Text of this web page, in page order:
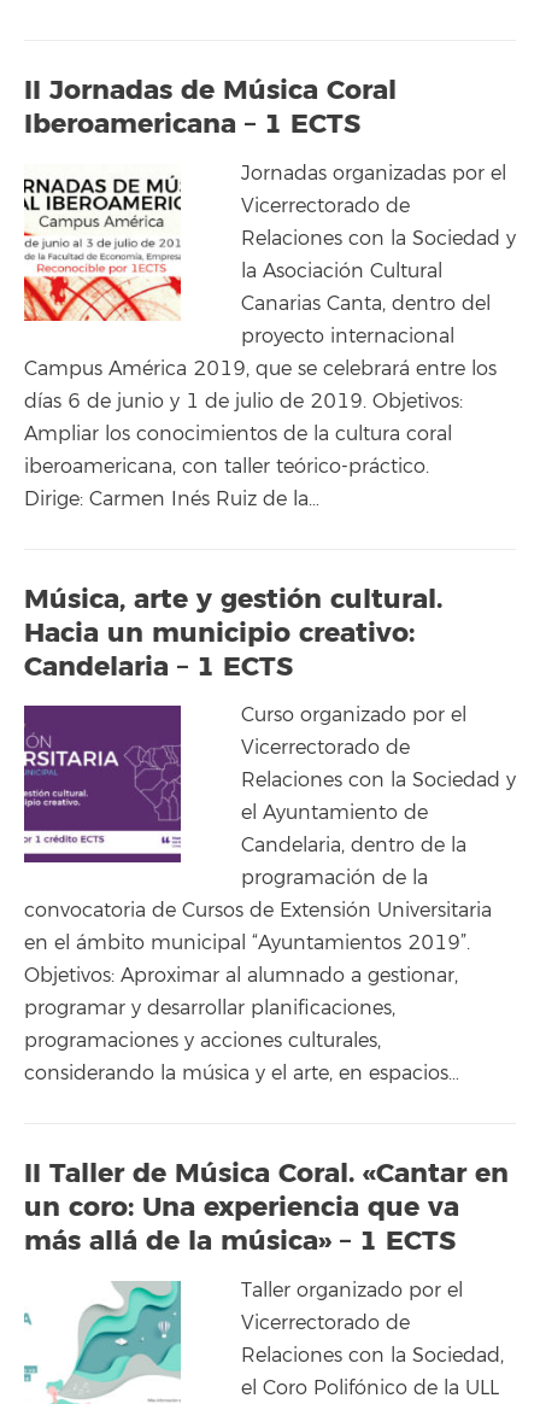
II Jornadas de Música Coral
Iberoamericana – 1 ECTS
Jornadas organizadas por el
Vicerrectorado de
Relaciones con la Sociedad y
la Asociación Cultural
Canarias Canta, dentro del
proyecto internacional
Campus América 2019, que se celebrará entre los
días 6 de junio y 1 de julio de 2019. Objetivos:
Ampliar los conocimientos de la cultura coral
iberoamericana, con taller teórico-práctico.
Dirige: Carmen Inés Ruiz de la…
Música, arte y gestión cultural.
Hacia un municipio creativo:
Candelaria – 1 ECTS
Curso organizado por el
Vicerrectorado de
Relaciones con la Sociedad y
el Ayuntamiento de
Candelaria, dentro de la
programación de la
convocatoria de Cursos de Extensión Universitaria
en el ámbito municipal “Ayuntamientos 2019”.
Objetivos: Aproximar al alumnado a gestionar,
programar y desarrollar planificaciones,
programaciones y acciones culturales,
considerando la música y el arte, en espacios…
II Taller de Música Coral. «Cantar en
un coro: Una experiencia que va
más allá de la música» – 1 ECTS
Taller organizado por el
Vicerrectorado de
Relaciones con la Sociedad,
el Coro Polifónico de la ULL